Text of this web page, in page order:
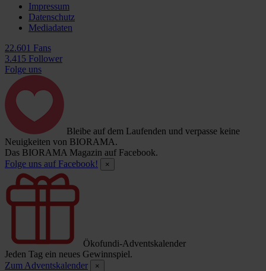
Impressum
Datenschutz
Mediadaten
22.601 Fans
3.415 Follower
Folge uns
Bleibe auf dem Laufenden und verpasse keine
Neuigkeiten von BIORAMA.
Das BIORAMA Magazin auf Facebook.
Folge uns auf Facebook!
×
Ökofundi-Adventskalender
Jeden Tag ein neues Gewinnspiel.
Zum Adventskalender
×